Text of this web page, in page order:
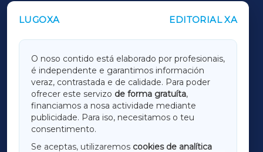
LUGOXA EDITORIAL XA
O noso contido está elaborado por profesionais,
é independente e garantimos información
veraz, contrastada e de calidade. Para poder
ofrecer este servizo de forma gratuíta,
financiamos a nosa actividade mediante
publicidade. Para iso, necesitamos o teu
consentimento.
Se aceptas, utilizaremos cookies de analítica
OUTROS PERIÓDICOS
LUGOXA
TERRACHAXA